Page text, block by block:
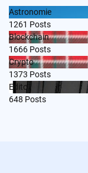
Astronomie
1261 Posts
Blockchain
1666 Posts
Crypto
1373 Posts
Edito
648 Posts